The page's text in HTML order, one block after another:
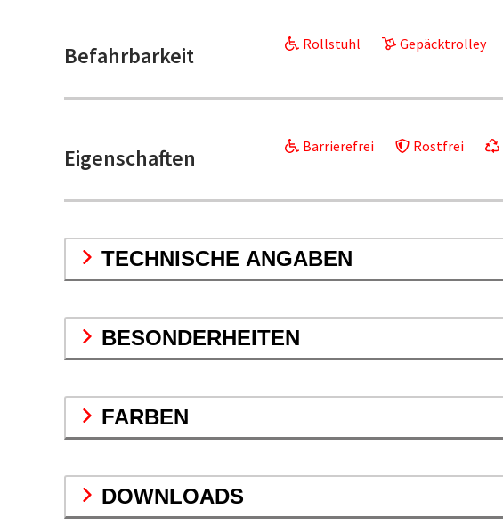
Befahrbarkeit Rollstuhl Gepäcktrolley
Eigenschaften Barrierefrei Rostfrei
TECHNISCHE ANGABEN
BESONDERHEITEN
FARBEN
DOWNLOADS